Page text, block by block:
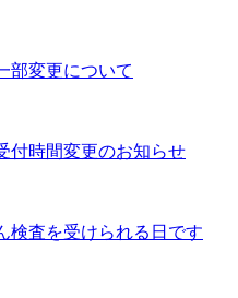
変更について
時間変更のお知らせ
検査を受けられる日です